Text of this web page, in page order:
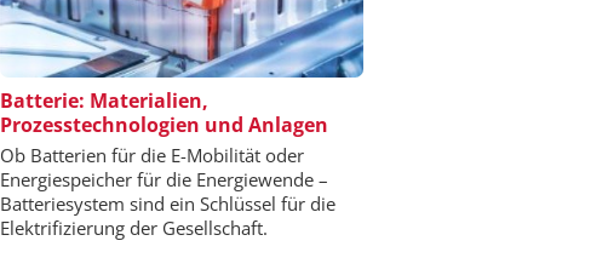
Batterie: Materialien,
Prozesstechnologien und Anlagen
Ob Batterien für die E-Mobilität oder
Energiespeicher für die Energiewende –
Batteriesystem sind ein Schlüssel für die
Elektrifizierung der Gesellschaft.